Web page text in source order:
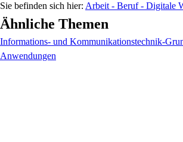
Arbeit - Beruf - Digitale
Ähnliche Themen
Informations- und Kommunikationstechnik-
Anwendungen